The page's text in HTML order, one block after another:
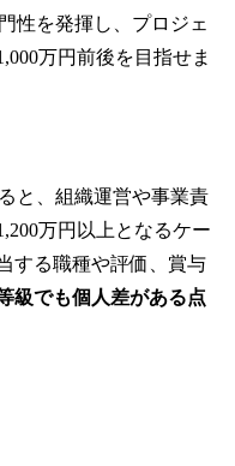
性を発揮し、プロジェ
万円前後を目指せま
と、組織運営や事業責
万円以上となるケー
する職種や評価、賞与
級でも個人差がある点